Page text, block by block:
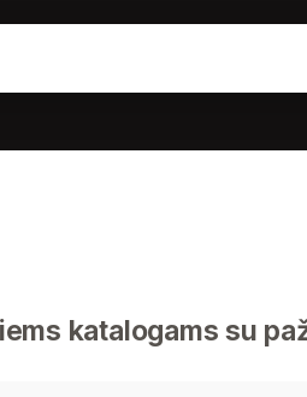
katalogams su